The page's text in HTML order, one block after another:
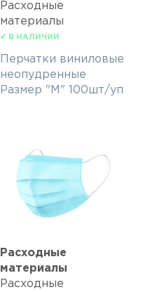
Расходные
материалы
✔ В НАЛИЧИИ
Перчатки виниловые
неопудренные
Размер "М" 100шт/уп
Расходные
материалы
Расходные